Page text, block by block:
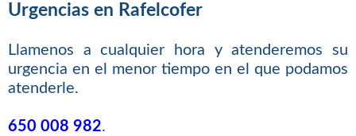
Urgencias en Rafelcofer
Llamenos a cualquier hora y atenderemos su
urgencia en el menor tiempo en el que podamos
atenderle.
650 008 982.